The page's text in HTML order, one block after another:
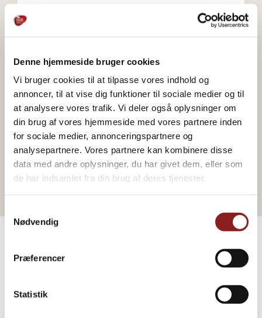
Denne hjemmeside bruger cookies
Vi bruger cookies til at tilpasse vores indhold og
annoncer, til at vise dig funktioner til sociale medier og til
at analysere vores trafik. Vi deler også oplysninger om
din brug af vores hjemmeside med vores partnere inden
for sociale medier, annonceringspartnere og
analysepartnere. Vores partnere kan kombinere disse
data med andre oplysninger, du har givet dem, eller som
de har indsamlet fra din brug af deres tjenester.
Nødvendig
Præferencer
Statistik
Gå til webshop
Gå til webshop